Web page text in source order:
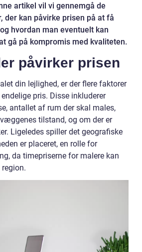
artikel vil vi gennemgå de
der kan påvirke prisen på at få
hvordan man eventuelt kan
gå på kompromis med kvaliteten.
påvirker prisen
din lejlighed, er der flere faktorer
pris. Disse inkluderer
antallet af rum der skal males,
tilstand, og om der er
Ligeledes spiller det geografiske
er placeret, en rolle for
da timepriserne for malere kan